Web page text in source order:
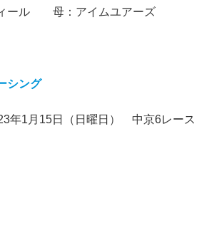
ール 母：アイムユアーズ
シング
年1月15日（日曜日） 中京6レース